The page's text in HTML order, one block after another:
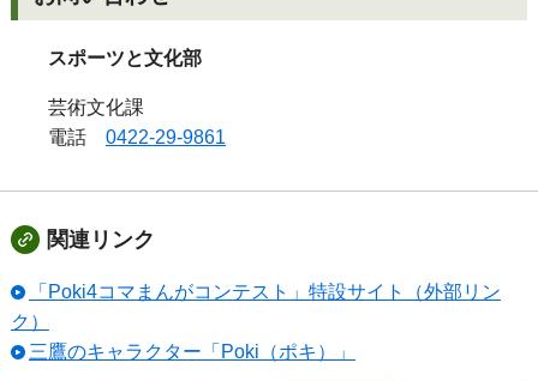
スポーツと文化部
芸術文化課
電話 0422-29-9861
関連リンク
「Poki4コマまんがコンテスト」特設サイト（外部リン
ク）
三鷹のキャラクター「Poki（ポキ）」